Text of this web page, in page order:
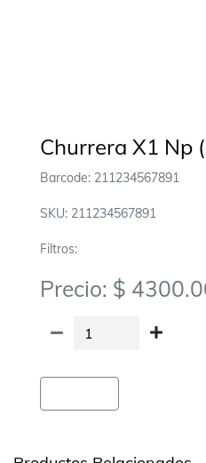
Churrera X1 Np
Barcode: 211234567891
SKU: 211234567891
Filtros:
Precio: $